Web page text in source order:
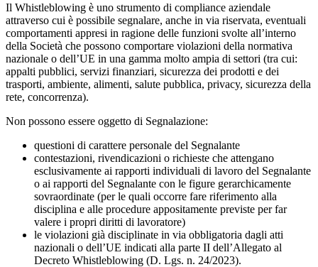
Il Whistleblowing è uno strumento di compliance aziendale
attraverso cui è possibile segnalare, anche in via riservata, eventuali
comportamenti appresi in ragione delle funzioni svolte all’interno
della Società che possono comportare violazioni della normativa
nazionale o dell’UE in una gamma molto ampia di settori (tra cui:
appalti pubblici, servizi finanziari, sicurezza dei prodotti e dei
trasporti, ambiente, alimenti, salute pubblica, privacy, sicurezza della
rete, concorrenza).
Non possono essere oggetto di Segnalazione:
questioni di carattere personale del Segnalante
contestazioni, rivendicazioni o richieste che attengano
esclusivamente ai rapporti individuali di lavoro del Segnalante
o ai rapporti del Segnalante con le figure gerarchicamente
sovraordinate (per le quali occorre fare riferimento alla
disciplina e alle procedure appositamente previste per far
valere i propri diritti di lavoratore)
le violazioni già disciplinate in via obbligatoria dagli atti
nazionali o dell’UE indicati alla parte II dell’Allegato al
Decreto Whistleblowing (D. Lgs. n. 24/2023).